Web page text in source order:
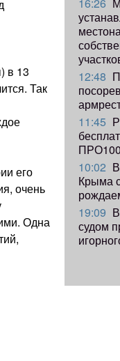
в 13
Так
его
очень
Одна
12:48
11:45
ПРО100
10:02
Крыма
19:09
судом